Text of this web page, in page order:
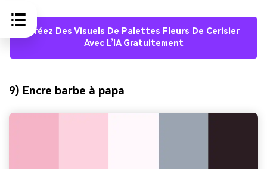
Créez Des Visuels De Palettes Fleurs De Cerisier
Avec L’IA Gratuitement
9) Encre barbe à papa